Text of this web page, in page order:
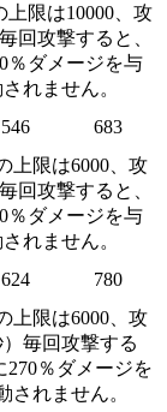
限は10000、攻
回攻撃すると、
％ダメージを与
れません。
546
683
上限は6000、攻
回攻撃すると、
％ダメージを与
れません。
624
780
上限は6000、攻
毎回攻撃する
％ダメージを
れません。